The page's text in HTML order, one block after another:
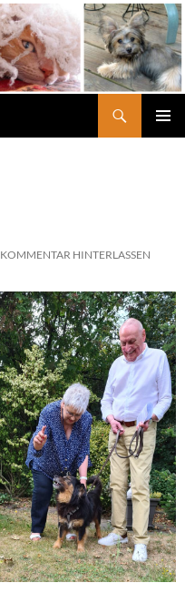
KOMMENTAR HINTERLASSEN